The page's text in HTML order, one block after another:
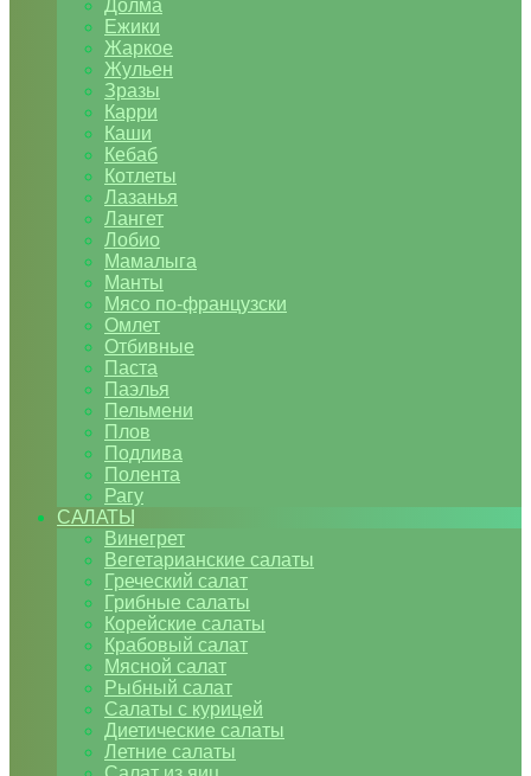
Долма
Ежики
Жаркое
Жульен
Зразы
Карри
Каши
Кебаб
Котлеты
Лазанья
Лангет
Лобио
Мамалыга
Манты
Мясо по-французски
Омлет
Отбивные
Паста
Паэлья
Пельмени
Плов
Подлива
Полента
Рагу
САЛАТЫ
Винегрет
Вегетарианские салаты
Греческий салат
Грибные салаты
Корейские салаты
Крабовый салат
Мясной салат
Рыбный салат
Салаты с курицей
Диетические салаты
Летние салаты